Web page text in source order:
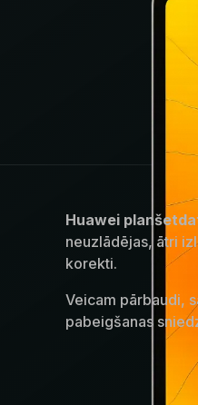
Huawei
neuzlādējas, ātri
korekti.
Veicam pārbaudi,
pabeigšanas